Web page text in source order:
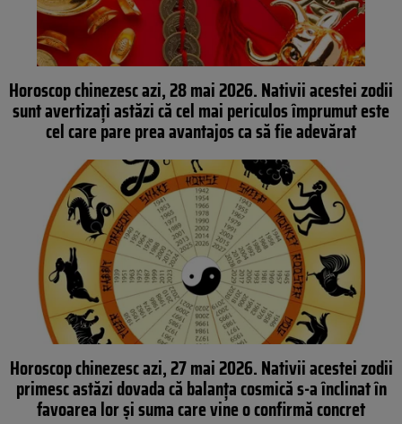
Horoscop chinezesc azi, 28 mai 2026. Nativii acestei zodii
sunt avertizați astăzi că cel mai periculos împrumut este
cel care pare prea avantajos ca să fie adevărat
Horoscop chinezesc azi, 27 mai 2026. Nativii acestei zodii
primesc astăzi dovada că balanța cosmică s-a înclinat în
favoarea lor și suma care vine o confirmă concret